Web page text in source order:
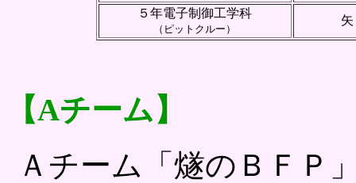
５年電子制御工学科
（ピットクルー）
【Aチーム】
Ａチーム「燧のＢＦＰ